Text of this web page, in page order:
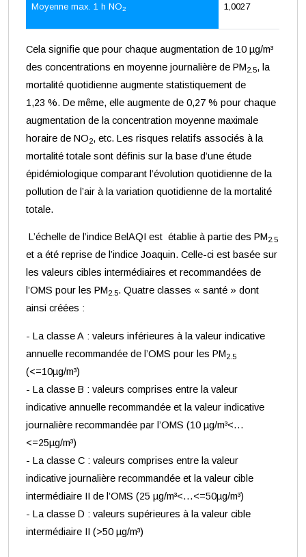
Moyenne max. 1 h NO2 1,0027
Cela signifie que pour chaque augmentation de 10 µg/m³
des concentrations en moyenne journalière de PM2.5, la
mortalité quotidienne augmente statistiquement de
1,23 %. De même, elle augmente de 0,27 % pour chaque
augmentation de la concentration moyenne maximale
horaire de NO2, etc. Les risques relatifs associés à la
mortalité totale sont définis sur la base d’une étude
épidémiologique comparant l’évolution quotidienne de la
pollution de l’air à la variation quotidienne de la mortalité
totale.
L’échelle de l’indice BelAQI est établie à partie des PM2.5
et a été reprise de l’indice Joaquin. Celle-ci est basée sur
les valeurs cibles intermédiaires et recommandées de
l’OMS pour les PM2.5. Quatre classes « santé » dont
ainsi créées :
- La classe A : valeurs inférieures à la valeur indicative
annuelle recommandée de l’OMS pour les PM2.5
(<=10µg/m³)
- La classe B : valeurs comprises entre la valeur
indicative annuelle recommandée et la valeur indicative
journalière recommandée par l’OMS (10 µg/m³<…
<=25µg/m³)
- La classe C : valeurs comprises entre la valeur
indicative journalière recommandée et la valeur cible
intermédiaire II de l’OMS (25 µg/m³<…<=50µg/m³)
- La classe D : valeurs supérieures à la valeur cible
intermédiaire II (>50 µg/m³)